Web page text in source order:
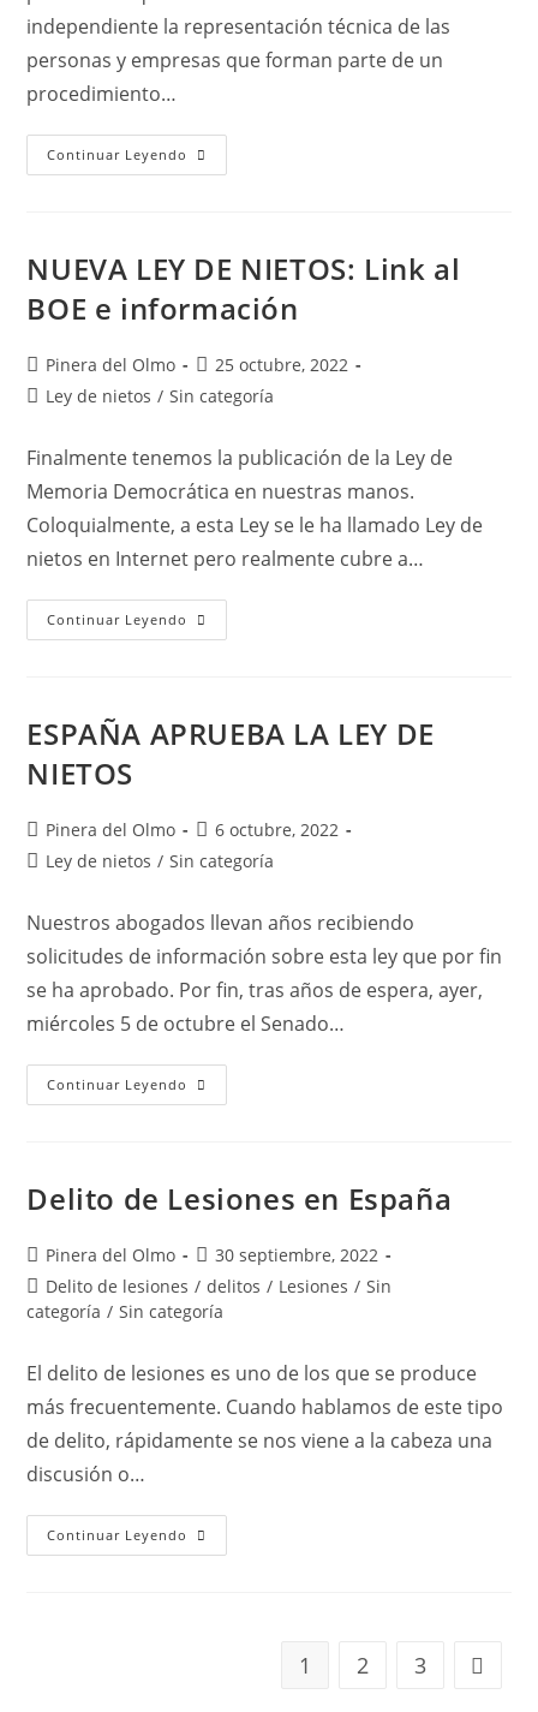
independiente la representación técnica de las
personas y empresas que forman parte de un
procedimiento…
Continuar Leyendo El
Procurador
NUEVA LEY DE NIETOS: Link al
BOE e información
Autor
de
Pinera del Olmo
Publicación
de
25 octubre, 2022
Categoría
la
entrada:
Ley de nietos / Sin categoría
Finalmente tenemos la publicación de la Ley de
Memoria Democrática en nuestras manos.
Coloquialmente, a esta Ley se le ha llamado Ley de
nietos en Internet pero realmente cubre a…
Continuar Leyendo NUEVA
LEY
BOE
E
ESPAÑA APRUEBA LA LEY DE
NIETOS
Autor
de
Pinera del Olmo
Publicación
de
6 octubre, 2022
Categoría
la
entrada:
Ley de nietos / Sin categoría
Nuestros abogados llevan años recibiendo
solicitudes de información sobre esta ley que por fin
se ha aprobado. Por fin, tras años de espera, ayer,
miércoles 5 de octubre el Senado…
Continuar Leyendo ESPAÑA
APRUEBA
Delito de Lesiones en España
Autor
de
la
entrada:
Pinera del Olmo
Publicación
de
la
30 septiembre, 2022
Categoría
de
entrada:
Delito de lesiones / delitos / Lesiones / Sin
categoría / Sin categoría
El delito de lesiones es uno de los que se produce
más frecuentemente. Cuando hablamos de este tipo
de delito, rápidamente se nos viene a la cabeza una
discusión o…
Continuar Leyendo Delito
De
1 2 3 Ir a la